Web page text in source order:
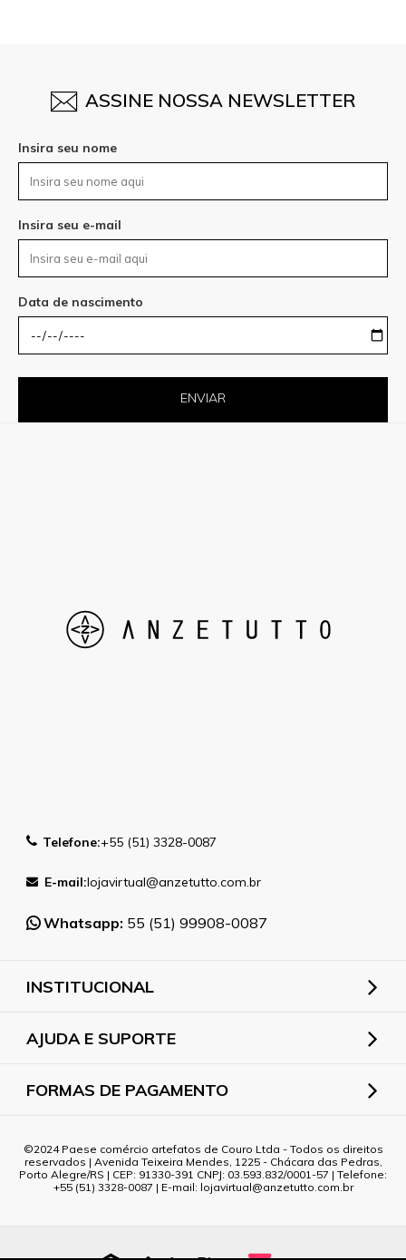
ASSINE NOSSA NEWSLETTER
Insira seu nome
Insira seu e-mail
Data de nascimento
ENVIAR
Telefone:+55 (51) 3328-0087
E-mail:lojavirtual@anzetutto.com.br
Whatsapp: 55 (51) 99908-0087
INSTITUCIONAL
AJUDA E SUPORTE
FORMAS DE PAGAMENTO
2024 Paese comércio artefatos de Couro Ltda - Todos os direitos
reservados | Avenida Teixeira Mendes, 1225 - Chácara das Pedras,
Porto Alegre/RS | CEP: 91330-391 CNPJ: 03.593.832/0001-57 | Telefone:
+55 (51) 3328-0087 | E-mail: lojavirtual@anzetutto.com.br